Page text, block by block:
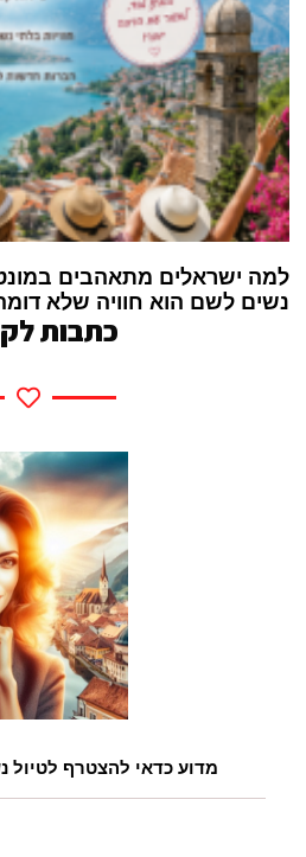
למה ישראלים מתאהבים
נשים לשם הוא חוויה שלא
כתבות
מדוע כדאי להצטרף לטיול